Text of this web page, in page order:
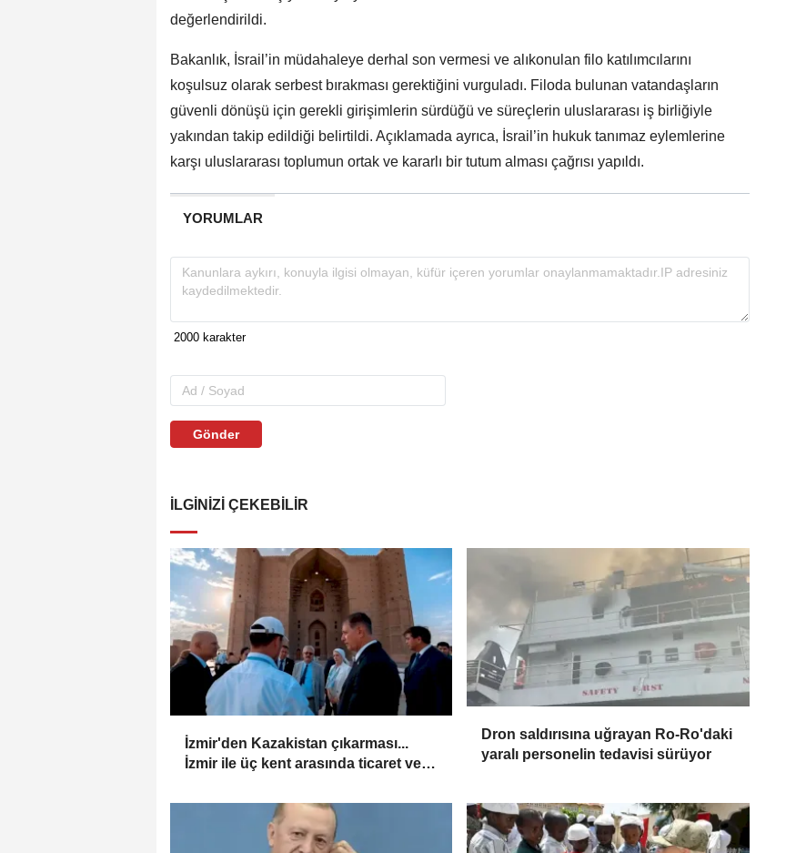
değerlendirildi.
Bakanlık, İsrail’in müdahaleye derhal son vermesi ve alıkonulan filo katılımcılarını
koşulsuz olarak serbest bırakması gerektiğini vurguladı. Filoda bulunan vatandaşların
güvenli dönüşü için gerekli girişimlerin sürdüğü ve süreçlerin uluslararası iş birliğiyle
yakından takip edildiği belirtildi. Açıklamada ayrıca, İsrail’in hukuk tanımaz eylemlerine
karşı uluslararası toplumun ortak ve kararlı bir tutum alması çağrısı yapıldı.
YORUMLAR
Gönder
İLGINIZI ÇEKEBILIR
İzmir'den Kazakistan çıkarması...
İzmir ile üç kent arasında ticaret ve
Dron saldırısına uğrayan Ro-Ro'daki
yaralı personelin tedavisi sürüyor